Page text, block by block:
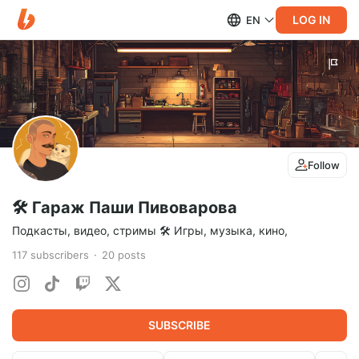
EN LOG IN
Follow
🛠️ Гараж Паши Пивоварова
Подкасты, видео, стримы 🛠️ Игры, музыка, кино,
117 subscribers 20 posts
SUBSCRIBE